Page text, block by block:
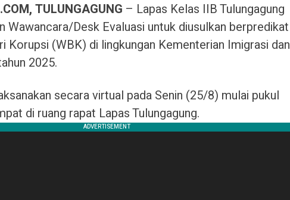
TULUNGAGUNG – Lapas Kelas IIB Tulungagung
Wawancara/Desk Evaluasi untuk diusulkan berpredikat
Korupsi (WBK) di lingkungan Kementerian Imigrasi dan
2025.
secara virtual pada Senin (25/8) mulai pukul
di ruang rapat Lapas Tulungagung.